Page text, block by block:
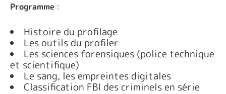
Programme :
Histoire du profilage
Les outils du profiler
Les sciences forensiques (police technique
et scientifique)
Le sang, les empreintes digitales
Classification FBI des criminels en série